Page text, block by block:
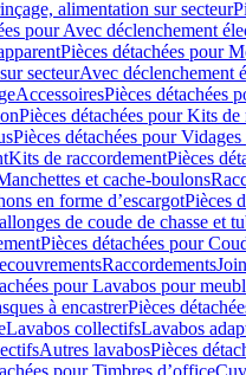
alimentation sur secteur
pour Avec déclenchement
Pièces détachées pour
secteurAvec déclenchement
AccessoiresPièces détachées
Pièces détachées pour Kits
Pièces détachées pour
Kits de raccordementPièces
et cache-boulons
en forme d’escargotPièces
de coude de chasse et
Pièces détachées pour
Raccordements
pour Lavabos pour
à encastrerPièces
Lavabos collectifsLavabos
Autres lavabosPièces
pour Timbres dʼoffice